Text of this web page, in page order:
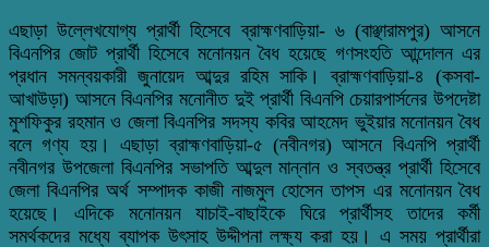
এছাড়া উল্লেখযোগ্য প্রার্থী হিসেবে ব্রাহ্মণবাড়িয়া- ৬ (বাঞ্ছারামপুর) আসনে
বিএনপির জোট প্রার্থী হিসেবে মনোনয়ন বৈধ হয়েছে গণসংহতি আন্দোলন এর
প্রধান সমন্বয়কারী জুনায়েদ আব্দুর রহিম সাকি। ব্রাহ্মণবাড়িয়া-৪ (কসবা-
আখাউড়া) আসনে বিএনপির মনোনীত দুই প্রার্থী বিএনপি চেয়ারপার্সনের উপদেষ্টা
মুশফিকুর রহমান ও জেলা বিএনপির সদস্য কবির আহমেদ ভুইয়ার মনোনয়ন বৈধ
বলে গণ্য হয়।এছাড়া ব্রাহ্মণবাড়িয়া-৫ (নবীনগর) আসনে বিএনপি প্রার্থী
নবীনগর উপজেলা বিএনপির সভাপতি আব্দুল মান্নান ও স্বতন্ত্র প্রার্থী হিসেবে
জেলা বিএনপির অর্থ সম্পাদক কাজী নাজমুল হোসেন তাপস এর মনোনয়ন বৈধ
হয়েছে।
এদিকে মনোনয়ন যাচাই-বাছাইকে ঘিরে প্রার্থীসহ তাদের কর্মী
সমর্থকদের মধ্যে ব্যাপক উৎসাহ উদ্দীপনা লক্ষ্য করা হয়। এ সময় প্রার্থীরা